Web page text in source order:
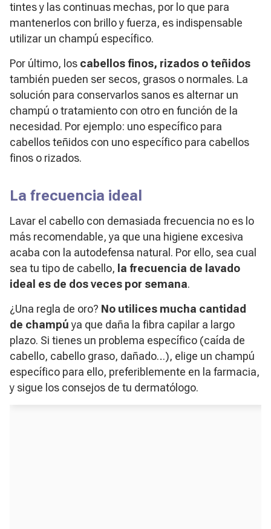
tintes y las continuas mechas, por lo que para
mantenerlos con brillo y fuerza, es indispensable
utilizar un champú específico.
Por último, los cabellos finos, rizados o teñidos
también pueden ser secos, grasos o normales. La
solución para conservarlos sanos es alternar un
champú o tratamiento con otro en función de la
necesidad. Por ejemplo: uno específico para
cabellos teñidos con uno específico para cabellos
finos o rizados.
La frecuencia ideal
Lavar el cabello con demasiada frecuencia no es lo
más recomendable, ya que una higiene excesiva
acaba con la autodefensa natural. Por ello, sea cual
sea tu tipo de cabello, la frecuencia de lavado
ideal es de dos veces por semana.
¿Una regla de oro? No utilices mucha cantidad
de champúya que daña la fibra capilar a largo
plazo. Si tienes un problema específico (caída de
cabello, cabello graso, dañado…), elige un champú
específico para ello, preferiblemente en la farmacia,
y sigue los consejos de tu dermatólogo.